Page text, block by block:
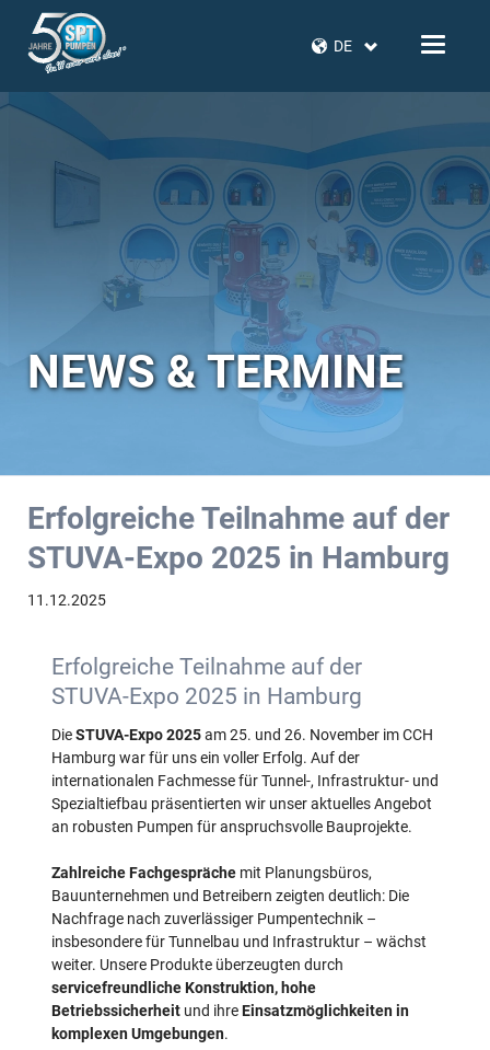
DE
NEWS & TERMINE
Erfolgreiche Teilnahme auf der
STUVA-Expo 2025 in Hamburg
11.12.2025
Erfolgreiche Teilnahme auf der
STUVA-Expo 2025 in Hamburg
DieSTUVA-Expo 2025am 25. und 26. November im CCH
Hamburg war für uns ein voller Erfolg. Auf der
internationalen Fachmesse für Tunnel-, Infrastruktur- und
Spezialtiefbau präsentierten wir unser aktuelles Angebot
an robusten Pumpen für anspruchsvolle Bauprojekte.
Zahlreiche Fachgespräche mit Planungsbüros,
Bauunternehmen und Betreibern zeigten deutlich: Die
Nachfrage nach zuverlässiger Pumpentechnik –
insbesondere für Tunnelbau und Infrastruktur – wächst
weiter. Unsere Produkte überzeugten durch
servicefreundliche Konstruktion, hohe
Betriebssicherheit und ihreEinsatzmöglichkeiten in
komplexen Umgebungen.